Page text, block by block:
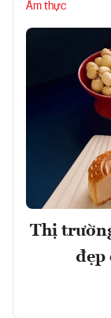
Ẩm thực
Thị
đẹp